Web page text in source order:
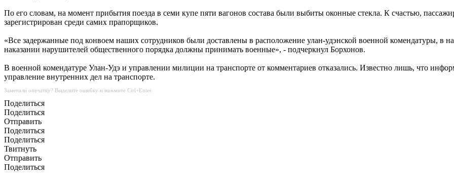
По его словам, на момент прибытия поезда в семи купе пяти вагонов состава были выбиты оконные стекла. К счастью,
зарегистрирован среди самих прапорщиков.
«Все задержанные под конвоем наших сотрудников были доставлены в расположение улан-удэнской военной комендатуры, в
наказании нарушителей общественного порядка должны принимать военные», - подчеркнул Борхонов.
В военной комендатуре Улан-Удэ и управлении милиции на транспорте от комментариев отказались. Известно лишь, что
управление внутренних дел на транспорте.
Заметили опечатку? Выделите ошибку и нажмите Ctrl+Enter.
Поделиться
Поделиться
Отправить
Поделиться
Поделиться
Твитнуть
Отправить
Поделиться